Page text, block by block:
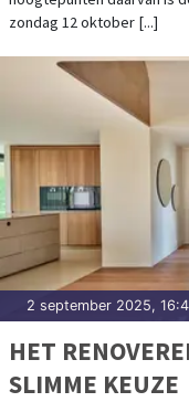
VERBOUWEN
zondag 12 oktober [...]
2 september 2025,
HET
SLIMME KEUZE